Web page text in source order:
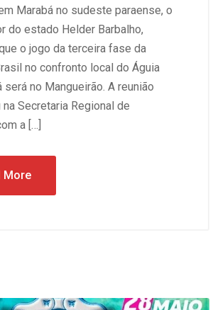
Marabá no sudeste paraense, o
do estado Helder Barbalho,
o jogo da terceira fase da
no confronto local do Águia
será no Mangueirão. A reunião
Secretaria Regional de
a […]
More